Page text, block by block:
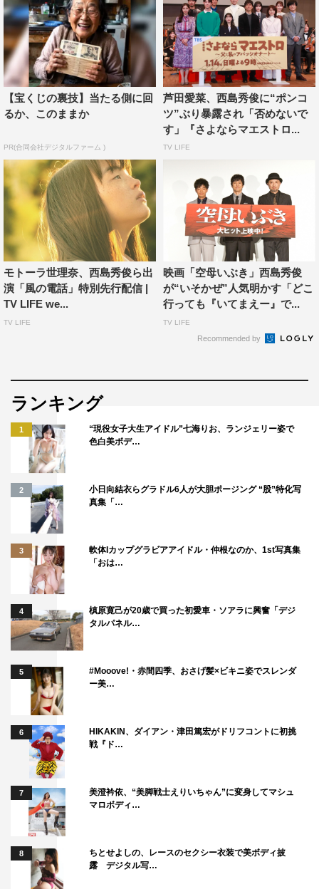
さんを50年やってるけど、こうして帝釈天でステージに上
がるなんて初めて。この腹巻きも最初の寅さんの時からし
ているやつで、寅さんも年末にまた映画が…」と気づけば
寅さんの宣伝を始め、キャスト、スタッフ、一般客も大爆
笑。
帝釈天での参拝の感想を求められた伊藤は「手を合わせ
にこの映画をヒットさせたいという気持ちが一層ぐっとき
ました」と。
佐藤が「寅さんと同じようにこの映画も人情があってい
い映画です」と話すように、人情味あふれる本作。西島の
発案でキャスト陣は、ひで坊（西島）、あっくん（伊
藤）、てっちゃん（池田）、かず坊（佐野）、まる（前
田）と呼び合ったそうで、池田は「先輩後輩関係なくあだ
名で呼び合うことで仲を深めた」と西島の男気ある裏話を
いう名の飲み会で、僕らみたいな若手も誘ってくれて、そ
の時に西島さんが『お前が大きくなったら、お前の作品に
出させてくれよ』と約束してくださったのがうれしくて、
それを思って頑張ってます」と反省会秘話を披露した。
また組長役の西田敏行との共演シーンが多かった前田は
「言葉じゃ表せないくらいオーラがすごくて圧倒されまし
た。テストでやっている時に一瞬でも気を抜いてしまう
と、いち視聴者の気分になって、それくらい憧れの人と一
緒にやれてうれしかった」と撮影を振り返った。
そんな阿岐本組の面々について、木村監督は「最初にイ
メージしていたものより、撮影をしながらそれぞれの役が
膨らんでいった感じで、こういったこともなかなかないの
で、貴重な体験をさせてもらったかなと思います」と。
最後に西島は「笑って泣ける世直しエンターテイメント
で、悪いことは一切しないヤクザが、学校を再建しよう
と、学生たちと徐々に心を通わせて、最後はそんな彼らの
背中を押していくような、本当に笑って笑って、そしてじ
ーんと泣けるそんな作品です。ぜひぜひ劇場に足をお運び
ください！」と呼びかけた。
映画「任侠学園」
9月27日（金）全国公開
出演：西島秀俊 西田敏行
伊藤淳史 葵わかな 葉山奨之 池田鉄洋
【宝くじの裏技】当たる側に回
るか、このままか
PR(合同会社デジタルファーム )
芦田愛菜、西島秀俊に“ポンコ
ツ”ぶり暴露され「否めないで
す」『さよならマエストロ...
TV LIFE
モトーラ世理奈、西島秀俊ら出
演「風の電話」特別先行配信 |
TV LIFE we...
TV LIFE
映画「空母いぶき」西島秀俊
が“いそかぜ”人気明かす「どこ
行っても『いてまえー』で...
TV LIFE
Recommended by
ランキング
1
“現役女子大生アイドル”七海りお、ランジェリー姿で
色白美ボデ…
2
小日向結衣らグラドル6人が大胆ポージング “股”特化写
真集「…
3
軟体Iカップグラビアアイドル・仲根なのか、1st写真集
「おは…
4
槙原寛己が20歳で買った初愛車・ソアラに興奮「デジ
タルパネル…
5
#Mooove!・赤間四季、おさげ髪×ビキニ姿でスレンダ
ー美…
6
HIKAKIN、ダイアン・津田篤宏がドリフコントに初挑
戦『ド…
7
美澄衿依、“美脚戦士えりいちゃん”に変身してマシュ
マロボディ…
8
ちとせよしの、レースのセクシー衣装で美ボディ披
露 デジタル写…